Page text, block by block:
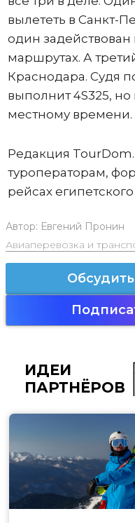
вылететь в Санкт-
один
маршрутах. А
Краснодара. Судя
выполнит 4S325,
местному времени.
Редакция
туроператорам,
рейсах
Автор: Евгений Пронин
Авиаперевозка и
ИДЕИ
ПАРТНЁРОВ